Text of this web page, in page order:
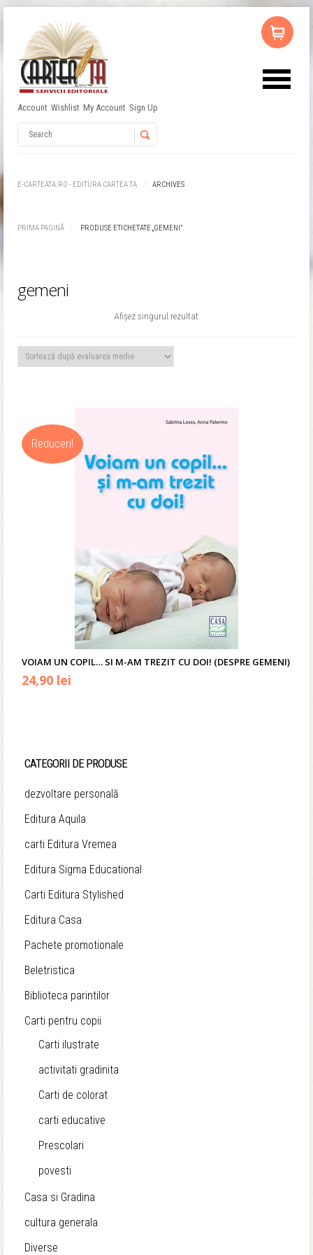
Account Wishlist My Account Sign Up
E-CARTEATA.RO - EDITURA CARTEA TA ARCHIVES
PRIMA PAGINĂ PRODUSE ETICHETATE „GEMENI”
gemeni
Afișez singurul rezultat
Reduceri!
VOIAM UN COPIL… SI M-AM TREZIT CU DOI! (DESPRE GEMENI)
Prețul
fost:
24,90 lei
24,90 lei.
CATEGORII DE PRODUSE
dezvoltare personală
Editura Aquila
carti Editura Vremea
Editura Sigma Educational
Carti Editura Stylished
Editura Casa
Pachete promotionale
Beletristica
Biblioteca parintilor
Carti pentru copii
Carti ilustrate
activitati gradinita
Carti de colorat
carti educative
Prescolari
povesti
Casa si Gradina
cultura generala
Diverse
Nu ai niciun produs în coș.